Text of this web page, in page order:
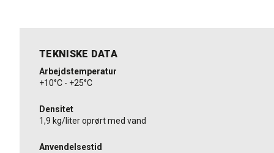
TEKNISKE DATA
Arbejdstemperatur
+10°C - +25°C
Densitet
1,9 kg/liter oprørt med vand
Anvendelsestid